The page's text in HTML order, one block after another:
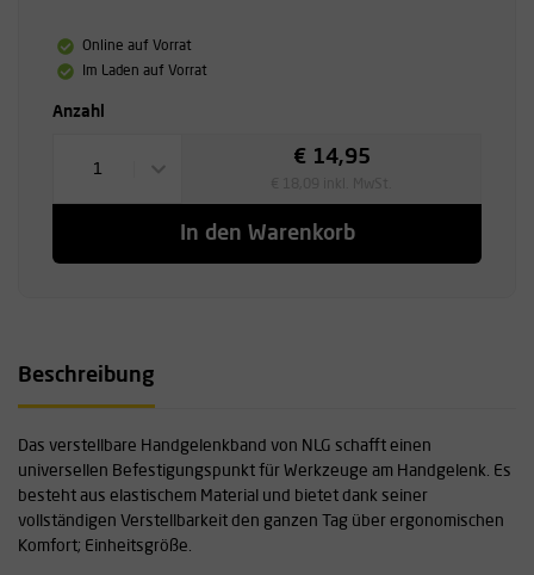
Online auf Vorrat
Im Laden auf Vorrat
Anzahl
1
€ 14,95
In den Warenkorb
Beschreibung
Das verstellbare Handgelenkband von NLG schafft einen
universellen Befestigungspunkt für Werkzeuge am Handgelenk. Es
besteht aus elastischem Material und bietet dank seiner
vollständigen Verstellbarkeit den ganzen Tag über ergonomischen
Komfort; Einheitsgröße.